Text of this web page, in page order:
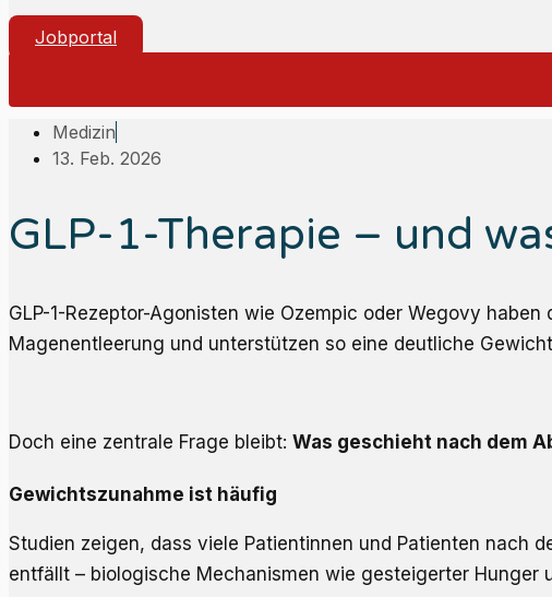
Jobportal
Medizin
13. Feb. 2026
GLP-1-Therapie – und
GLP-1-Rezeptor-Agonisten wie Ozempic oder Wegovy haben
Magenentleerung und unterstützen so eine deutliche
Doch eine zentrale Frage bleibt: Was geschieht nach dem
Gewichtszunahme ist häufig
Studien zeigen, dass viele Patientinnen und Patienten nach
entfällt – biologische Mechanismen wie gesteigerter Hunger